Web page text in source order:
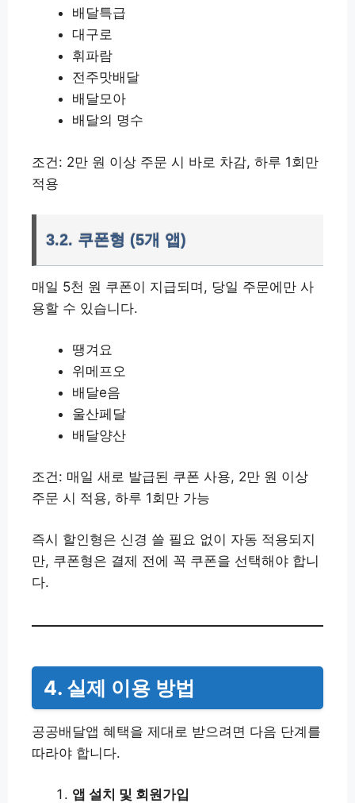
배달특급
대구로
휘파람
전주맛배달
배달모아
배달의 명수
조건: 2만 원 이상 주문 시 바로 차감, 하루 1회만
적용
3.2. 쿠폰형 (5개 앱)
매일 5천 원 쿠폰이 지급되며, 당일 주문에만 사
용할 수 있습니다.
땡겨요
위메프오
배달e음
울산페달
배달양산
조건: 매일 새로 발급된 쿠폰 사용, 2만 원 이상
주문 시 적용, 하루 1회만 가능
즉시 할인형은 신경 쓸 필요 없이 자동 적용되지
만, 쿠폰형은 결제 전에 꼭 쿠폰을 선택해야 합니
다.
4. 실제 이용 방법
공공배달앱 혜택을 제대로 받으려면 다음 단계를
따라야 합니다.
앱 설치 및 회원가입